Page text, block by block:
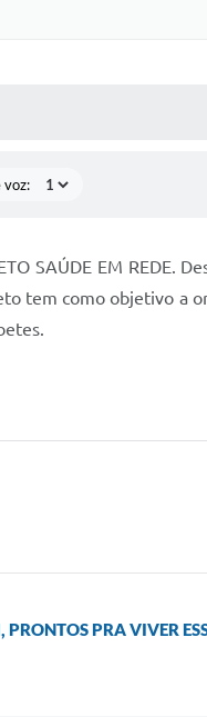
voz:
SAÚDE EM REDE.
tem como objetivo a
PRONTOS PRA VIVER